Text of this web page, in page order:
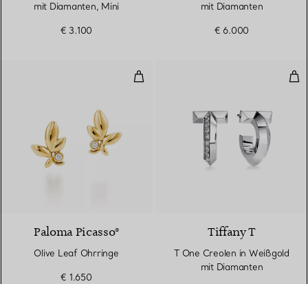
mit Diamanten, Mini
€ 3.100
mit Diamanten
€ 6.000
Olive Leaf Ohrringe
Paloma Picasso®
Olive Leaf Ohrringe
€ 1.650
T
Tiffany T
T One Creolen in Weißgold
mit Diamanten